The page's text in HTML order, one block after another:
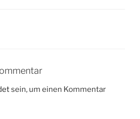
sein, um einen Kommentar